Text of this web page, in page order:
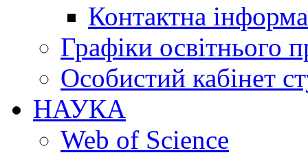
Контактна
Графіки освітнього
Особистий кабінет
НАУКА
Web of Science